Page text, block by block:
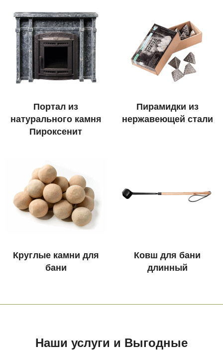
Портал из
натурального камня
Пироксенит
Пирамидки из
нержавеющей стали
Круглые камни для
бани
Ковш для бани
длинный
Наши услуги и Выгодные